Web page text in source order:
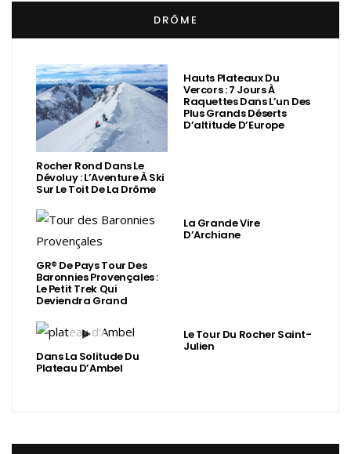
DRÔME
Rocher Rond Dans Le
Dévoluy : L’Aventure À Ski
Sur Le Toit De La Drôme
Hauts Plateaux Du
Vercors : 7 Jours À
Raquettes Dans L’un Des
Plus Grands Déserts
D’altitude D’Europe
GR® De Pays Tour Des
Baronnies Provençales :
Le Petit Trek Qui
Deviendra Grand
La Grande Vire
D’Archiane
Dans La Solitude Du
Plateau D’Ambel
Le Tour Du Rocher Saint-
Julien